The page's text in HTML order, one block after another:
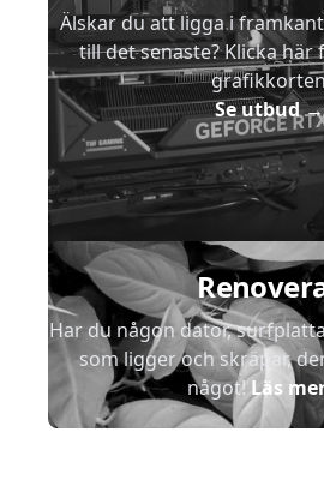
Älskar du att ligga i
till det senaste? Klicka
Se utbud→
Har du någon dator,
som ligger och skräpar,
något!Läs